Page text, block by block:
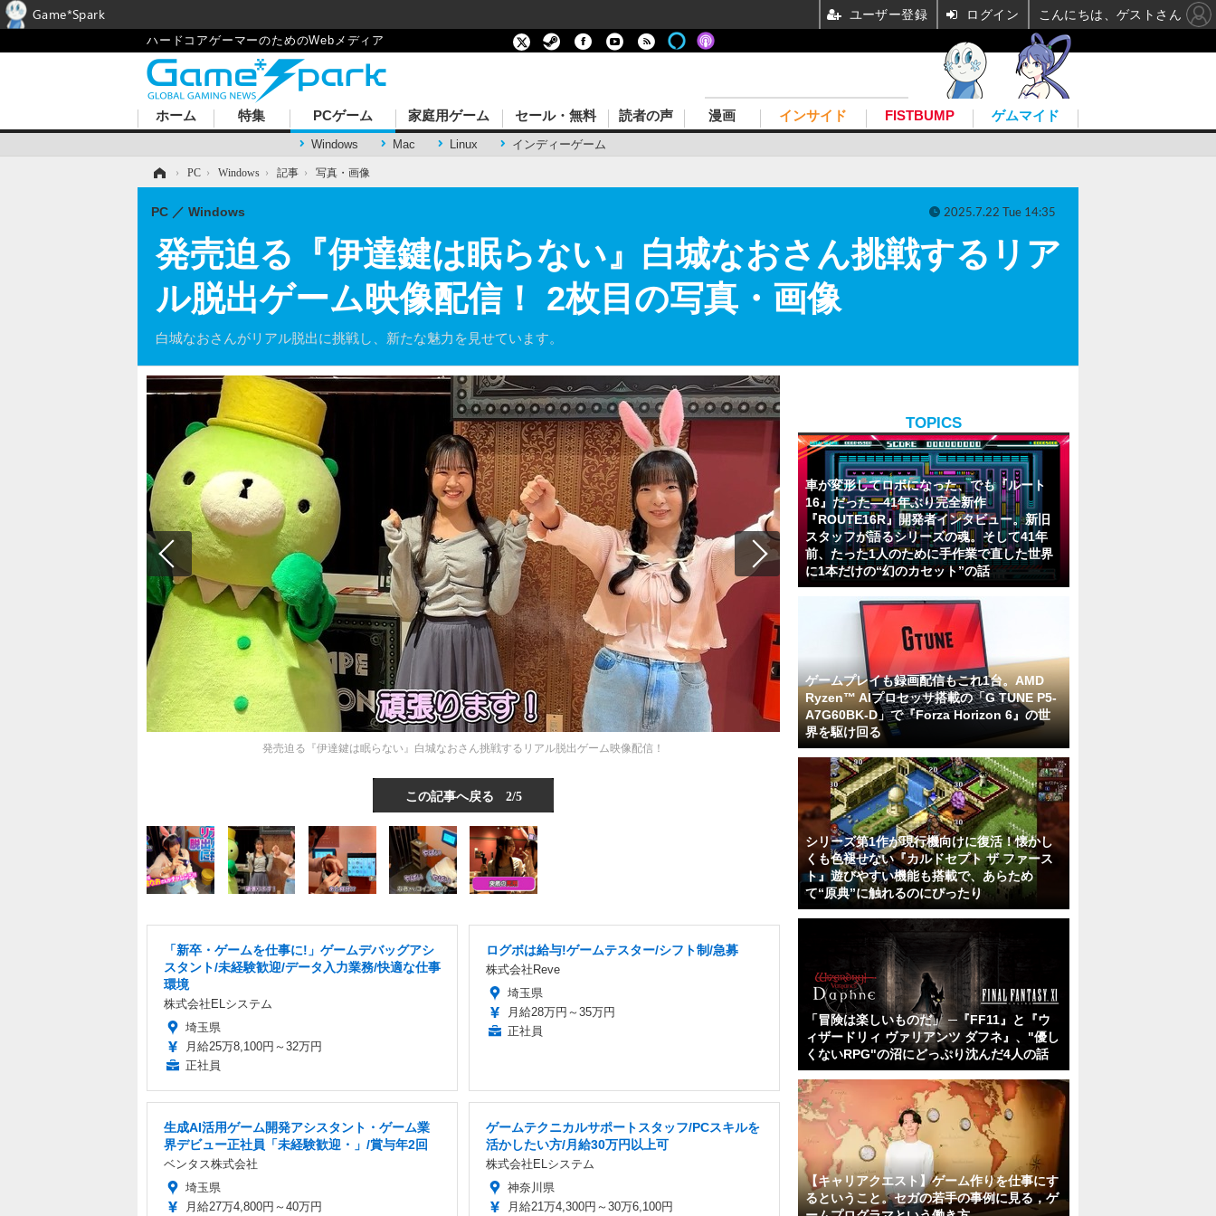
ハードコアゲーマーのためのWebメディア
ホーム 特集 PCゲーム
Windows Mac Linux インディーゲーム
家庭用ゲーム セール・無料 読者の声 漫画 インサイド FISTBUMP ゲムマイド
› PC › Windows › 記事 › 写真・画像
発売迫る『伊達鍵は眠らない』白城なおさん挑戦するリア
ル脱出ゲーム映像配信！ 2枚目の写真・画像
白城なおさんがリアル脱出に挑戦し、新たな魅力を見せています。
PC Windows 2025.7.22 Tue 14:35
発売迫る『伊達鍵は眠らない』白城なおさん挑戦するリアル脱出ゲーム映像配信！
この記事へ戻る 2/5
「新卒・ゲームを仕事に!」ゲームデバッグアシ
スタント/未経験歓迎/データ入力業務/快適な仕事
環境
株式会社ELシステム
埼玉県
月給25万8,100円～32万円
正社員
ログボは給与!ゲームテスター/シフト制/急募
株式会社Reve
埼玉県
月給28万円～35万円
正社員
生成AI活用ゲーム開発アシスタント・ゲーム業
界デビュー正社員「未経験歓迎・」/賞与年2回
ベンタス株式会社
埼玉県
月給27万4,800円～40万円
ゲームテクニカルサポートスタッフ/PCスキルを
活かしたい方/月給30万円以上可
株式会社ELシステム
神奈川県
月給21万4,300円～30万6,100円
TOPICS
車が変形してロボになった、でも『ルート
16』だった―41年ぶり完全新作
『ROUTE16R』開発者インタビュー。新旧
スタッフが語るシリーズの魂。そして41年
前、たった1人のために手作業で直した世界
に1本だけの“幻のカセット”の話
ゲームプレイも録画配信もこれ1台。AMD
Ryzen™ AIプロセッサ搭載の「G TUNE P5-
A7G60BK-D」で『Forza Horizon 6』の世
界を駆け回る
シリーズ第1作が現行機向けに復活！懐かし
くも色褪せない『カルドセプト ザ ファース
ト』遊びやすい機能も搭載で、あらため
て“原典”に触れるのにぴったり
「冒険は楽しいものだ」 ─『FF11』と『ウ
ィザードリィ ヴァリアンツ ダフネ』、"優し
くないRPG"の沼にどっぷり沈んだ4人の話
【キャリアクエスト】ゲーム作りを仕事にす
るということ。セガの若手の事例に見る，ゲ
Game*Spark ユーザー登録 ログイン こんにちは、ゲストさん